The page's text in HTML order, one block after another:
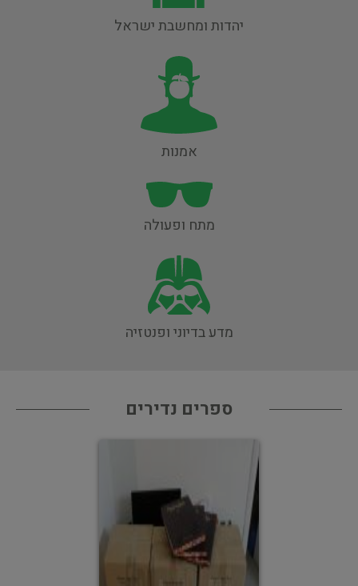
יהדות ומחשבת ישראל
אמנות
מתח ופעולה
מדע בדיוני ופנטזיה
ספרים נדירים